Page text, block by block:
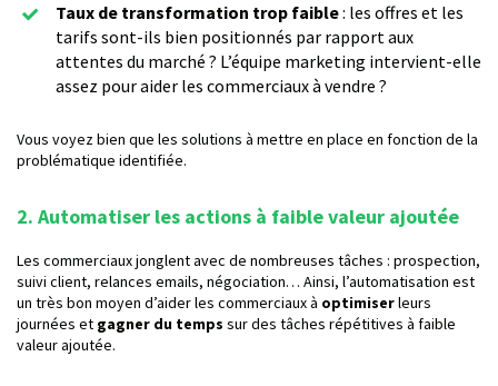
Taux de transformation trop faible: les offres et les
tarifs sont-ils bien positionnés par rapport aux
attentes du marché ? L’équipe marketing intervient-elle
assez pour aider les commerciaux à vendre ?
Vous voyez bien que les solutions à mettre en place en fonction de la
problématique identifiée.
2. Automatiser les actions à faible valeur ajoutée
Les commerciaux jonglent avec de nombreuses tâches : prospection,
suivi client, relances emails, négociation… Ainsi, l’automatisation est
un très bon moyen d’aider les commerciaux à optimiserleurs
journées et gagner du temps sur des tâches répétitives à faible
valeur ajoutée.